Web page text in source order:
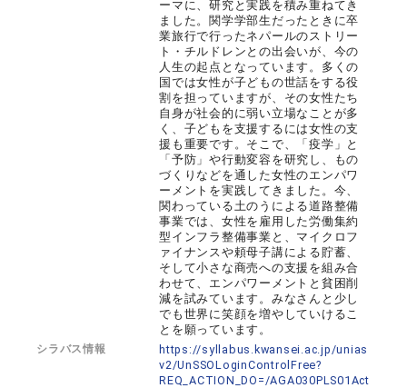
ーマに、研究と実践を積み重ねてき
ました。関学学部生だったときに卒
業旅行で行ったネパールのストリー
ト・チルドレンとの出会いが、今の
人生の起点となっています。多くの
国では女性が子どもの世話をする役
割を担っていますが、その女性たち
自身が社会的に弱い立場なことが多
く、子どもを支援するには女性の支
援も重要です。そこで、「疫学」と
「予防」や行動変容を研究し、もの
づくりなどを通した女性のエンパワ
ーメントを実践してきました。今、
関わっている土のうによる道路整備
事業では、女性を雇用した労働集約
型インフラ整備事業と、マイクロフ
ァイナンスや頼母子講による貯蓄、
そして小さな商売への支援を組み合
わせて、エンパワーメントと貧困削
減を試みています。みなさんと少し
でも世界に笑顔を増やしていけるこ
とを願っています。
シラバス情報
https://syllabus.kwansei.ac.jp/unias
v2/UnSSOLoginControlFree?
REQ_ACTION_DO=/AGA030PLS01Act